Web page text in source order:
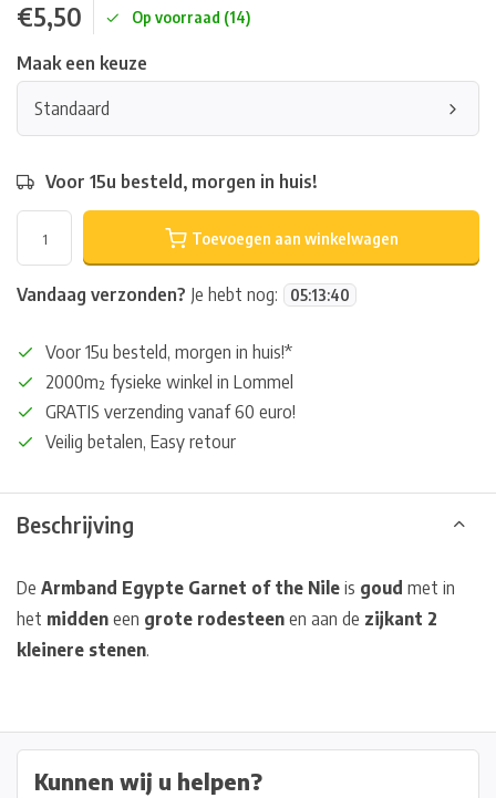
€5,50 Op voorraad (14)
Maak een keuze
Standaard
Voor 15u besteld, morgen in huis!
Toevoegen aan winkelwagen
Vandaag verzonden? Je hebt nog: 05:13:40
Voor 15u besteld, morgen in huis!*
2000m² fysieke winkel in Lommel
GRATIS verzending vanaf 60 euro!
Veilig betalen, Easy retour
Beschrijving
De Armband Egypte Garnet of the Nile is goud met in
het midden een grote rodesteen en aan de zijkant 2
kleinere stenen.
Kunnen wij u helpen?